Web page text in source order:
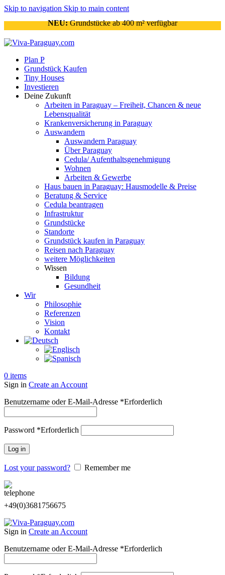
Skip to navigation Skip to main content
NEU:Grundstücke ab 400 m² verfügbar
Plan P
Grundstück Kaufen
Tiny Houses
Investieren
Deine Zukunft
Arbeiten in Paraguay – Freiheit, Chancen & neue
Lebensqualität
Krankenversicherung in Paraguay
Auswandern
Auswandern Paraguay
Über Paraguay
Cedula/ Aufenthaltsgenehmigung
Wohnen
Arbeiten & Gewerbe
Haus bauen in Paraguay: Hausmodelle & Preise
Beratung & Service
Cedula beantragen
Infrastruktur
Grundstücke
Standorte
Grundstück kaufen in Paraguay
Reisen nach Paraguay
weitere Möglichkeiten
Wissen
Bildung
Gesundheit
Wir
Philosophie
Referenzen
Vision
Kontakt
0 items
Sign in Create an Account
Benutzername oder E-Mail-Adresse *Erforderlich
Password *Erforderlich
Log in
Lost your password? Remember me
+49(0)3681756675
Sign in Create an Account
Benutzername oder E-Mail-Adresse *Erforderlich